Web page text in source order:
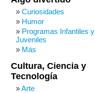
Curiosidades
Humor
Programas Infantiles y
Juveniles
Más
Cultura, Ciencia y
Tecnología
Arte